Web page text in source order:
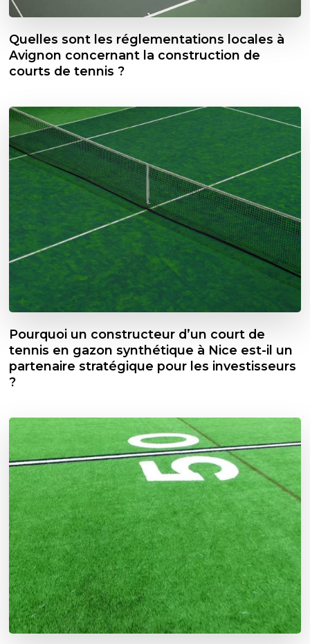
Quelles sont les réglementations locales à
Avignon concernant la construction de
courts de tennis ?
Pourquoi un constructeur d’un court de
tennis en gazon synthétique à Nice est-il un
partenaire stratégique pour les investisseurs
?